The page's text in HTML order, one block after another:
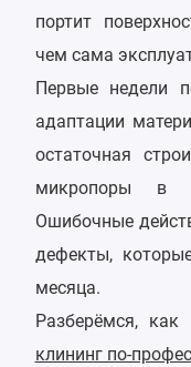
портит
чем сама
Первые недели
адаптации
остаточная
микропоры в
Ошибочные
дефекты,
месяца.
Разберёмся,
клининг по-